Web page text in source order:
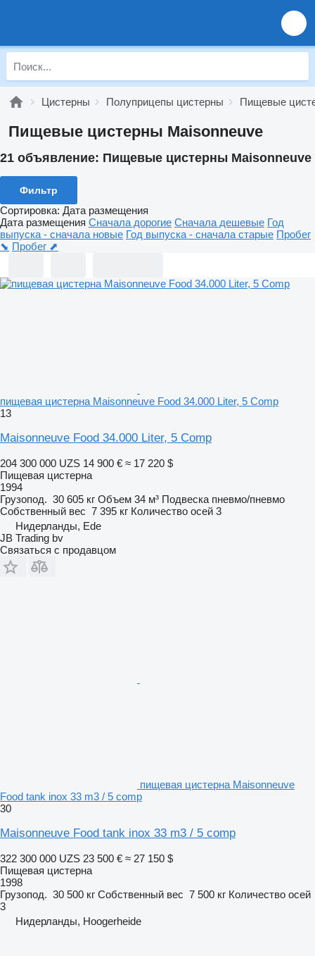
Цистерны Полуприцепы цистерны Пищевые
Пищевые цистерны Maisonneuve
21 объявление: Пищевые цистерны Maisonneuve
Фильтр
Сортировка: Дата размещения
Дата размещения Сначала дорогие Сначала дешевые Год
выпуска - сначала новые Год выпуска - сначала старые Пробег
⬊ Пробег ⬈
пищевая цистерна Maisonneuve Food 34.000 Liter, 5 Comp
13
Maisonneuve Food 34.000 Liter, 5 Comp
204 300 000 UZS 14 900 € ≈ 17 220 $
Пищевая цистерна
1994
Грузопод. 30 605 кг Объем 34 м³ Подвеска пневмо/пневмо
Собственный вес 7 395 кг Количество осей 3
Нидерланды, Ede
JB Trading bv
Связаться с продавцом
пищевая цистерна Maisonneuve
Food tank inox 33 m3 / 5 comp
30
Maisonneuve Food tank inox 33 m3 / 5 comp
322 300 000 UZS 23 500 € ≈ 27 150 $
Пищевая цистерна
1998
Грузопод. 30 500 кг Собственный вес 7 500 кг Количество осей
3
Нидерланды, Hoogerheide